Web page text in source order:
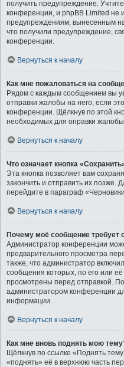
получить предупреждение.
конференции, и phpBB Limited не
предупреждениям, вынесенным
что получили предупреждение,
конференции.
Вернуться к началу
Как мне пожаловаться на
Рядом с каждым сообщением вы
отправки жалобы на него, если
конференции. Щёлкнув по этой
необходимых для оправки
Вернуться к началу
Что означает кнопка
Эта кнопка позволяет вам
закончить и отправить их позже.
перейдите в параграф
Вернуться к началу
Почему моё сообщение требует
Администратор конференции
предварительного просмотра
также, что администратор
сообщения которых, по его или
просмотрены перед отправкой.
администратором конференции
информации.
Вернуться к началу
Как мне вновь поднять мою
Щёлкнув по ссылке «Поднять
«поднять» её в верхнюю часть